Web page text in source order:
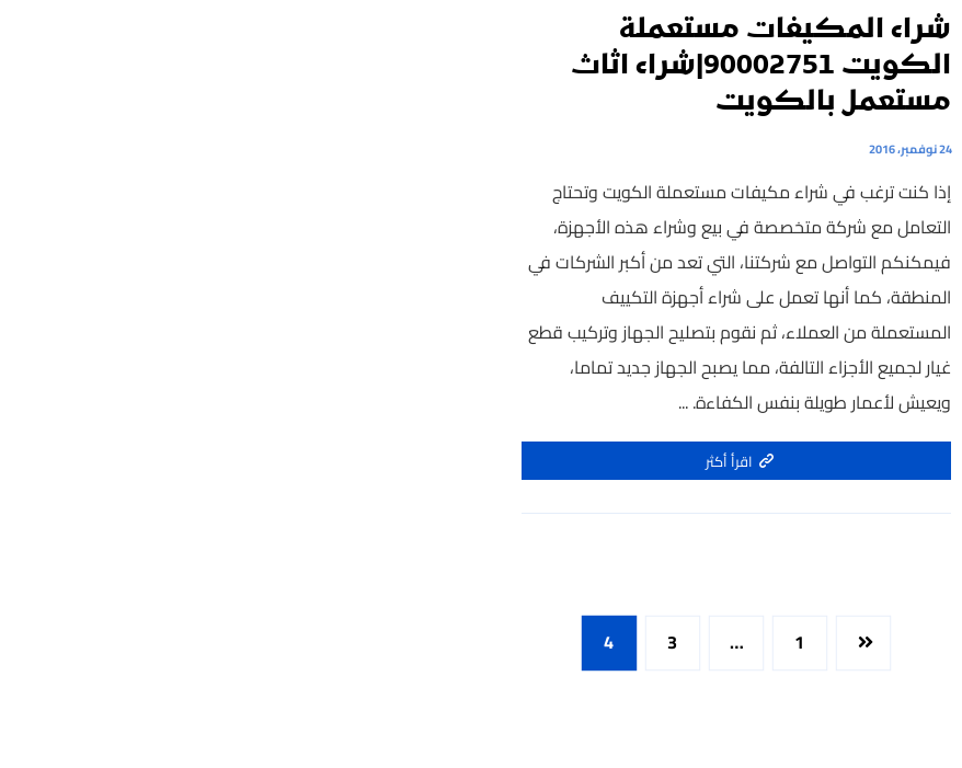
شراء المكيفات مستعملة
الكويت 90002751|شراء اثاث
مستعمل بالكويت
24 نوفمبر، 2016
إذا كنت ترغب في شراء مكيفات مستعملة الكويت وتحتاج
التعامل مع شركة متخصصة في بيع وشراء هذه الأجهزة،
فيمكنكم التواصل مع شركتنا، التي تعد من أكبر الشركات في
المنطقة، كما أنها تعمل على شراء أجهزة التكييف
المستعملة من العملاء، ثم نقوم بتصليح الجهاز وتركيب قطع
غيار لجميع الأجزاء التالفة، مما يصبح الجهاز جديد تماما،
ويعيش لأعمار طويلة بنفس الكفاءة. ...
اقرأ أكثر
1
…
3
4